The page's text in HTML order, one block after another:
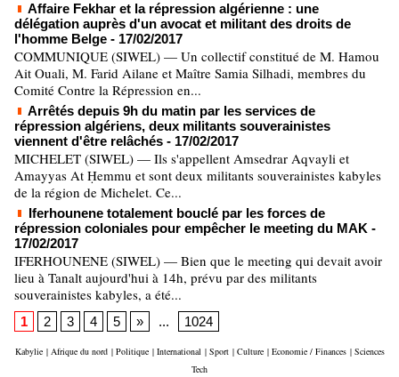
Affaire Fekhar et la répression algérienne : une
délégation auprès d'un avocat et militant des droits de
l'homme Belge - 17/02/2017
COMMUNIQUE (SIWEL) — Un collectif constitué de M. Hamou
Ait Ouali, M. Farid Ailane et Maître Samia Silhadi, membres du
Comité Contre la Répression en...
Arrêtés depuis 9h du matin par les services de
répression algériens, deux militants souverainistes
viennent d'être relâchés - 17/02/2017
MICHELET (SIWEL) — Ils s'appellent Amsedrar Aqvayli et
Amayyas At Ḥemmu et sont deux militants souverainistes kabyles
de la région de Michelet. Ce...
Iferhounene totalement bouclé par les forces de
répression coloniales pour empêcher le meeting du MAK -
17/02/2017
IFERHOUNENE (SIWEL) — Bien que le meeting qui devait avoir
lieu à Tanalt aujourd'hui à 14h, prévu par des militants
souverainistes kabyles, a été...
1 2 3 4 5 » ... 1024
Kabylie | Afrique du nord | Politique | International | Sport | Culture | Economie / Finances | Sciences
Tech